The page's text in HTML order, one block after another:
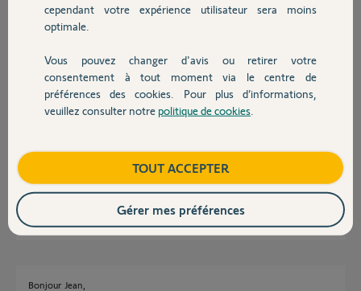
Devis avec un pro
Contact
Réponses
Bonsoir
Il faut attendre la prise en charge par une Yello.
système indépendant, comme GMAIL.COM ou LAPOSTE.NET ou autre.
Ca vous évitera tout ses problèmes à chaque changement d'opérateur.
JACKY M. il y a presque 2 ans
Bonjour Jean,
cependant votre expérience utilisateur sera moins
optimale.
Vous pouvez changer d'avis ou retirer votre
consentement à tout moment via le centre de
préférences des cookies. Pour plus d’informations,
veuillez consulter notre politique de cookies
TOUT ACCEPTER
Gérer mes préférences